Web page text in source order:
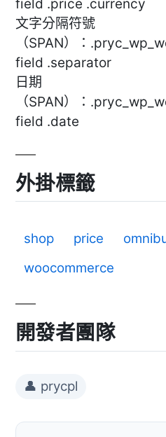
field .price .currency
文字分隔符號
（SPAN）：
field .separator
日期
（SPAN）：
field .date
外掛標籤
shop price
woocommerce
開發者團隊
👤 prycpl